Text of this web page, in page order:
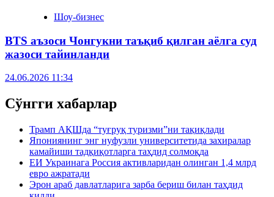
Шоу-бизнес
BTS аъзоси Чонгукни таъқиб қилган аёлга суд
жазоси тайинланди
24.06.2026 11:34
Сўнгги хабарлар
Трамп АҚШда “туғруқ туризми”ни тақиқлади
Япониянинг энг нуфузли университетида захиралар
камайиши тадқиқотларга таҳдид солмоқда
ЕИ Украинага Россия активларидан олинган 1,4 млрд
евро ажратади
Эрон араб давлатларига зарба бериш билан таҳдид